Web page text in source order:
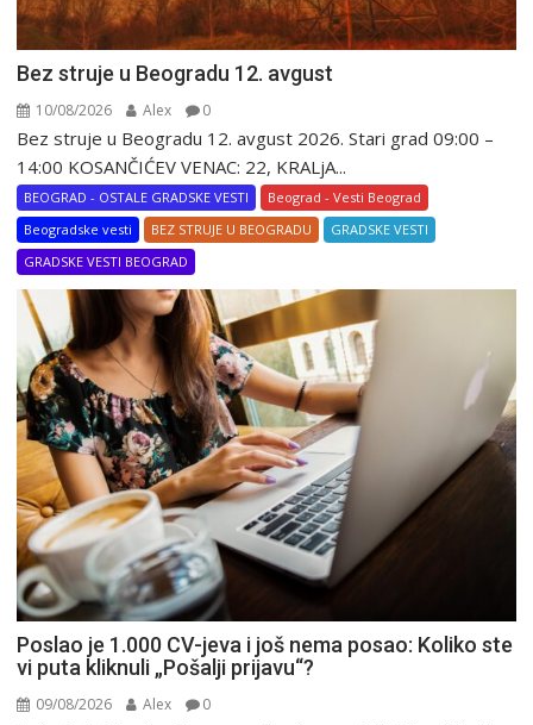
Bez struje u Beogradu 12. avgust
10/08/2026 Alex 0
Bez struje u Beogradu 12. avgust 2026. Stari grad 09:00 –
14:00 KOSANČIĆEV VENAC: 22, KRALjA...
BEOGRAD - OSTALE GRADSKE VESTI
Beograd - Vesti Beograd
Beogradske vesti
BEZ STRUJE U BEOGRADU
GRADSKE VESTI
GRADSKE VESTI BEOGRAD
Poslao je 1.000 CV-jeva i još nema posao: Koliko ste
vi puta kliknuli „Pošalji prijavu“?
09/08/2026 Alex 0